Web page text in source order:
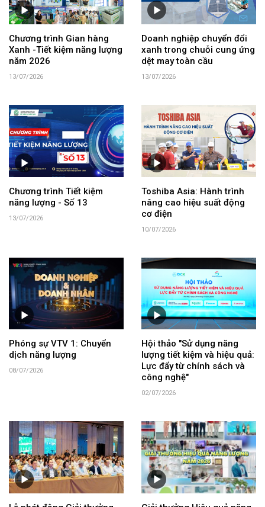
Chương trình Gian hàng
Xanh -Tiết kiệm năng lượng
năm 2026
13/07/2026
Doanh nghiệp chuyển đổi
xanh trong chuỗi cung ứng
dệt may toàn cầu
13/07/2026
Chương trình Tiết kiệm
năng lượng - Số 13
13/07/2026
Toshiba Asia: Hành trình
nâng cao hiệu suất động
cơ điện
10/07/2026
Phóng sự VTV 1: Chuyển
dịch năng lượng
08/07/2026
Hội thảo "Sử dụng năng
lượng tiết kiệm và hiệu quả:
Lực đẩy từ chính sách và
công nghệ"
02/07/2026